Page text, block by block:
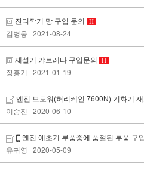
잔디깍기 망 구입 문의 H
김병웅 | 2021-08-24
제설기 캬브레타 구입문의 H
장홍기 | 2021-01-19
엔진 브로워(허리케인 7600N) 기화기
이승진 | 2020-06-10
엔진 예초기 부품중에 품절된 부품 구
유귀영 | 2020-05-09